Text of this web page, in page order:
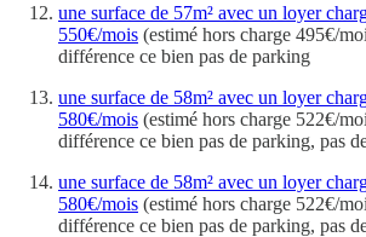
une surface de 57m² avec un loyer
550€/mois (estimé hors charge 495€/
différence ce bien pas de parking
une surface de 58m² avec un loyer
580€/mois (estimé hors charge 522€/
différence ce bien pas de parking, pas
une surface de 58m² avec un loyer
580€/mois (estimé hors charge 522€/
différence ce bien pas de parking, pas